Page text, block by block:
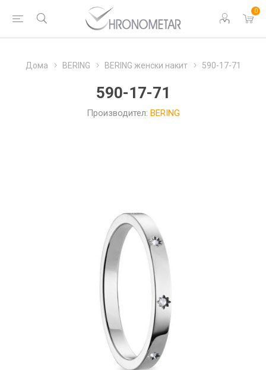
0
Дома BERING BERING женски накит 590-17-71
590-17-71
Производител: BERING